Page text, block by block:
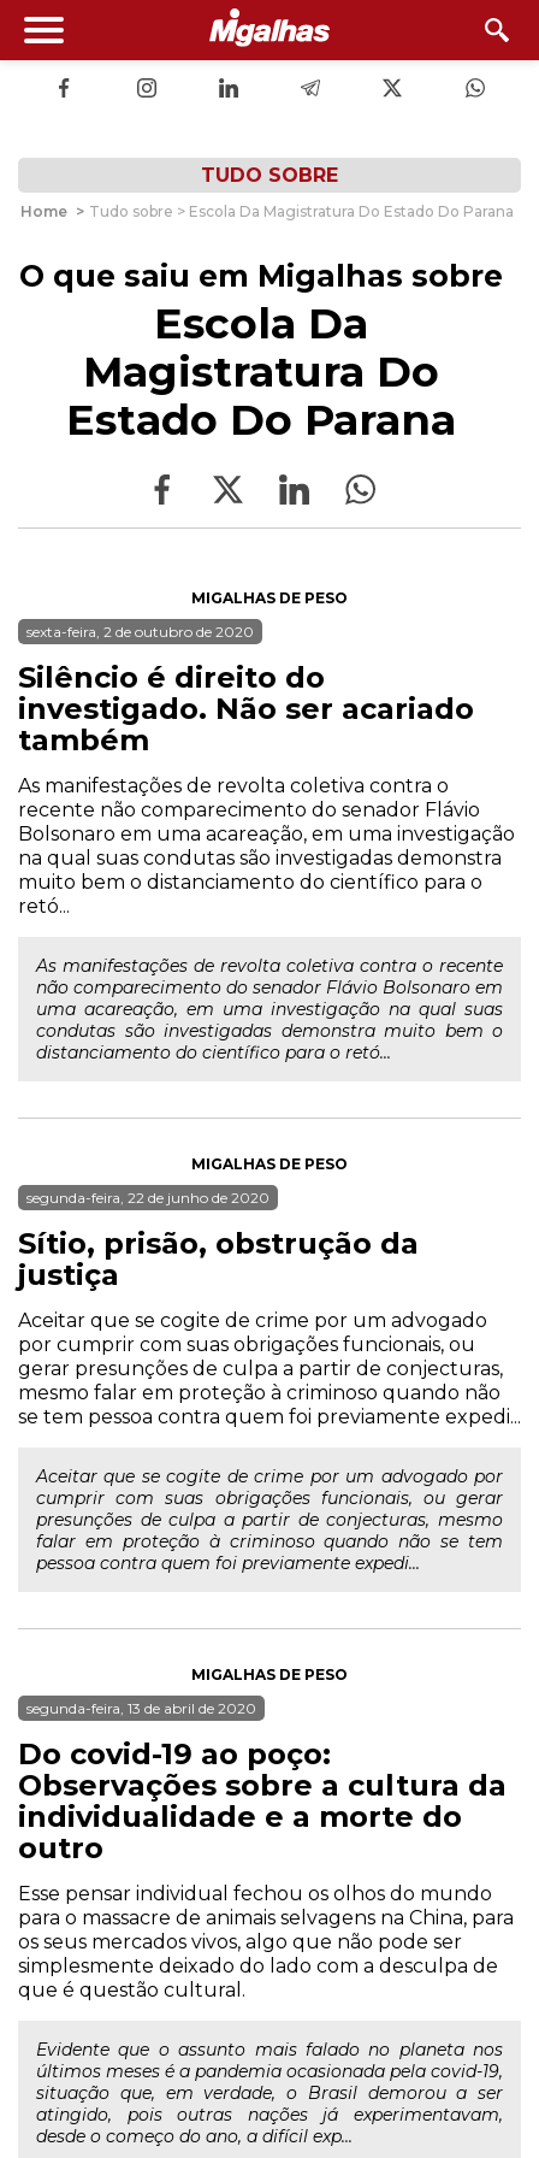
TUDO SOBRE
Home > Tudo sobre > Escola Da Magistratura Do Estado Do Parana
O que saiu em Migalhas sobre
Escola Da
Magistratura Do
Estado Do Parana
MIGALHAS DE PESO
sexta-feira, 2 de outubro de 2020
Silêncio é direito do
investigado. Não ser acariado
também
As manifestações de revolta coletiva contra o
recente não comparecimento do senador Flávio
Bolsonaro em uma acareação, em uma investigação
na qual suas condutas são investigadas demonstra
muito bem o distanciamento do científico para o
retó...
As manifestações de revolta coletiva contra o recente
não comparecimento do senador Flávio Bolsonaro em
uma acareação, em uma investigação na qual suas
condutas são investigadas demonstra muito bem o
distanciamento do científico para o retó...
MIGALHAS DE PESO
segunda-feira, 22 de junho de 2020
Sítio, prisão, obstrução da
justiça
Aceitar que se cogite de crime por um advogado
por cumprir com suas obrigações funcionais, ou
gerar presunções de culpa a partir de conjecturas,
mesmo falar em proteção à criminoso quando não
se tem pessoa contra quem foi previamente expedi...
Aceitar que se cogite de crime por um advogado por
cumprir com suas obrigações funcionais, ou gerar
presunções de culpa a partir de conjecturas, mesmo
falar em proteção à criminoso quando não se tem
pessoa contra quem foi previamente expedi...
MIGALHAS DE PESO
segunda-feira, 13 de abril de 2020
Do covid-19 ao poço:
Observações sobre a cultura da
individualidade e a morte do
outro
Esse pensar individual fechou os olhos do mundo
para o massacre de animais selvagens na China, para
os seus mercados vivos, algo que não pode ser
simplesmente deixado do lado com a desculpa de
que é questão cultural.
Evidente que o assunto mais falado no planeta nos
últimos meses é a pandemia ocasionada pela covid-19,
situação que, em verdade, o Brasil demorou a ser
atingido, pois outras nações já experimentavam,
desde o começo do ano, a difícil exp...